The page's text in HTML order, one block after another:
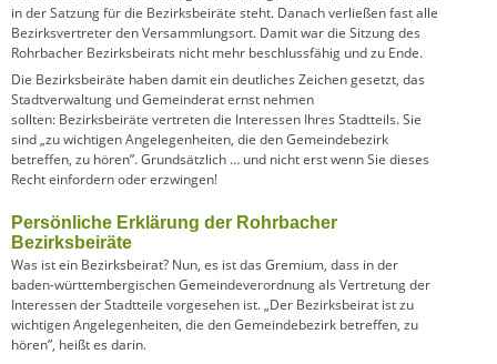
in der Satzung für die Bezirksbeiräte steht. Danach verließen fast alle
Bezirksvertreter den Versammlungsort. Damit war die Sitzung des
Rohrbacher Bezirksbeirats nicht mehr beschlussfähig und zu Ende.
Die Bezirksbeiräte haben damit ein deutliches Zeichen gesetzt, das
Stadtverwaltung und Gemeinderat ernst nehmen
sollten: Bezirksbeiräte vertreten die Interessen Ihres Stadtteils. Sie
sind „zu wichtigen Angelegenheiten, die den Gemeindebezirk
betreffen, zu hören”. Grundsätzlich … und nicht erst wenn Sie dieses
Recht einfordern oder erzwingen!
Persönliche Erklärung der Rohrbacher
Bezirksbeiräte
Was ist ein Bezirksbeirat? Nun, es ist das Gremium, dass in der
baden-württembergischen Gemeindeverordnung als Vertretung der
Interessen der Stadtteile vorgesehen ist. „Der Bezirksbeirat ist zu
wichtigen Angelegenheiten, die den Gemeindebezirk betreffen, zu
hören”, heißt es darin.